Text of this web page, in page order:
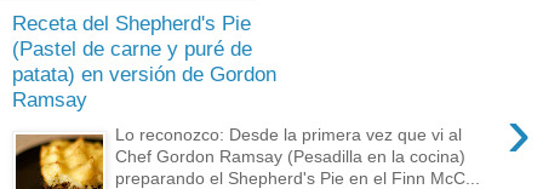
Receta del Shepherd's Pie
(Pastel de carne y puré de
patata) en versión de Gordon
Ramsay
›
Lo reconozco: Desde la primera vez que vi al
Chef Gordon Ramsay (Pesadilla en la cocina)
preparando el Shepherd's Pie en el Finn McC...